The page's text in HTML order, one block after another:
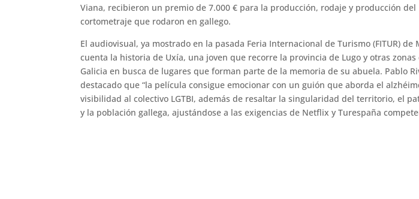
Viana, recibieron un premio de 7.000 € para la producción, rodaje y producción del
cortometraje que rodaron en gallego.
El audiovisual, ya mostrado en la pasada Feria Internacional de Turismo (FITUR) de
cuenta la historia de Uxía, una joven que recorre la provincia de Lugo y otras zonas
Galicia en busca de lugares que forman parte de la memoria de su abuela. Pablo
destacado que “la película consigue emocionar con un guión que aborda el
visibilidad al colectivo LGTBI, además de resaltar la singularidad del territorio, el
y la población gallega, ajustándose a las exigencias de Netflix y Turespaña